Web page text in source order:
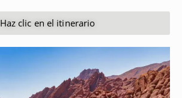
Haz clic en el itinerario